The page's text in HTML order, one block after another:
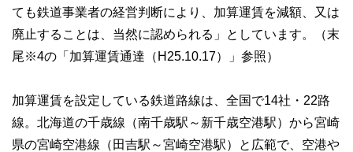
ても鉄道事業者の経営判断により、加算運賃を減額、又は
廃止することは、当然に認められる」としています。（末
尾※4の「加算運賃通達（H25.10.17）」参照）
加算運賃を設定している鉄道路線は、全国で14社・22路
線。北海道の千歳線（南千歳駅～新千歳空港駅）から宮崎
県の宮崎空港線（田吉駅～宮崎空港駅）と広範で、空港や